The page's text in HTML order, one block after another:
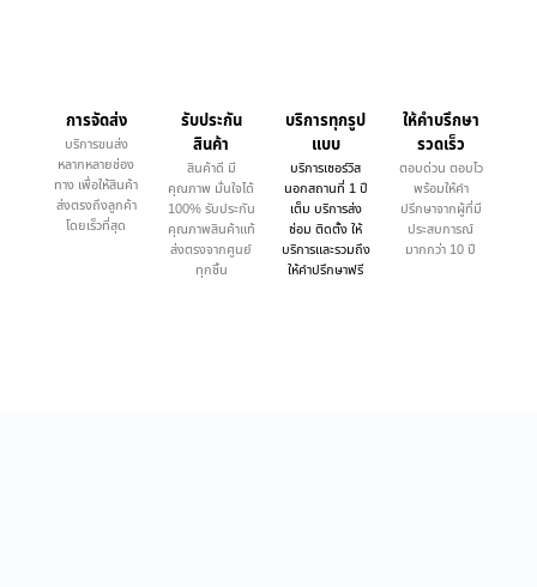
การจัดส่ง
บริการขนส่ง
หลากหลายช่อง
ทาง เพื่อให้สินค้า
ส่งตรงถึงลูกค้า
โดยเร็วที่สุด
รับประกัน
สินค้า
สินค้าดี มี
คุณภาพ มั่นใจได้
100% รับประกัน
คุณภาพสินค้าแท้
ส่งตรงจากศูนย์
ทุกชิ้น
บริการทุกรูป
แบบ
บริการเซอร์วิส
นอกสถานที่ 1 ปี
เต็ม บริการส่ง
ซ่อม ติดตั้ง ให้
บริการและรวมถึง
ให้คำปรึกษาฟรี
ให้คำบรึกษา
รวดเร็ว
ตอบด่วน ตอบไว
พร้อมให้คำ
ปรึกษาจากผู้ที่มี
ประสบการณ์
มากกว่า 10 ปี